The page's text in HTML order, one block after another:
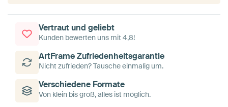
Vertraut und geliebt
Kunden bewerten uns mit 4,8!
ArtFrame Zufriedenheitsgarantie
Nicht zufrieden? Tausche einmalig um.
Verschiedene Formate
Von klein bis groß, alles ist möglich.